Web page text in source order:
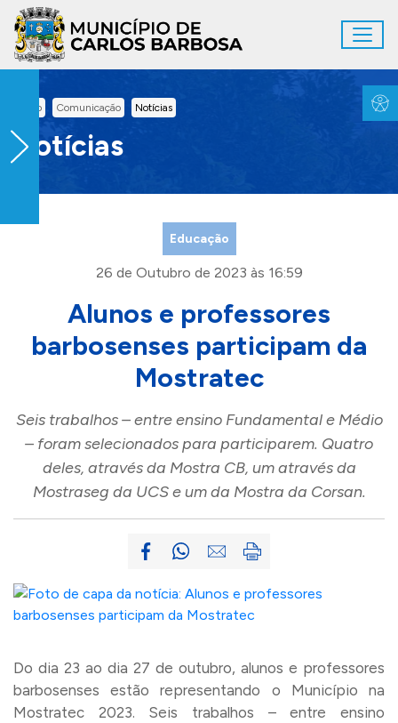
Ir para conteúdo principal
Inicio Comunicação Notícias
Notícias
Educação
26 de Outubro de 2023 às 16:59
Alunos e professores
barbosenses participam da
Mostratec
Seis trabalhos – entre ensino Fundamental e Médio
– foram selecionados para participarem. Quatro
deles, através da Mostra CB, um através da
Mostraseg da UCS e um da Mostra da Corsan.
Do dia 23 ao dia 27 de outubro, alunos e professores
barbosenses estão representando o Município na
Mostratec 2023. Seis trabalhos – entre ensino